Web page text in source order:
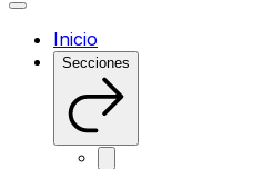
Inicio
Secciones